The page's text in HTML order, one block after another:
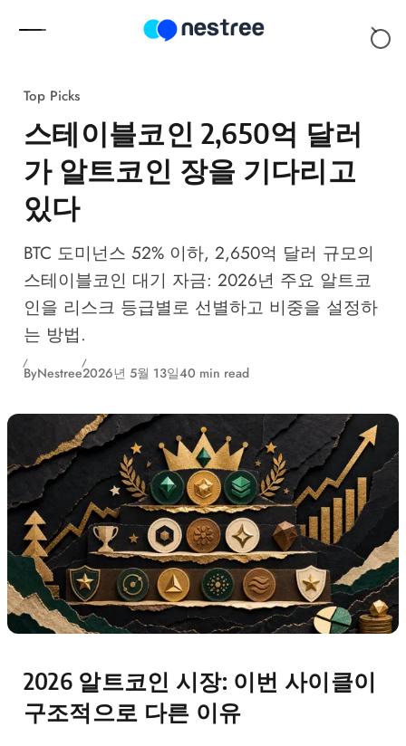
Top Picks
스테이블코인 2,650억 달러
가 알트코인 장을 기다리고
있다
BTC 도미넌스 52% 이하, 2,650억 달러 규모의
스테이블코인 대기 자금: 2026년 주요 알트코
인을 리스크 등급별로 선별하고 비중을 설정하
는 방법.
ByNestree2026년 5월 13일40 min read
2026 알트코인 시장: 이번 사이클이
구조적으로 다른 이유